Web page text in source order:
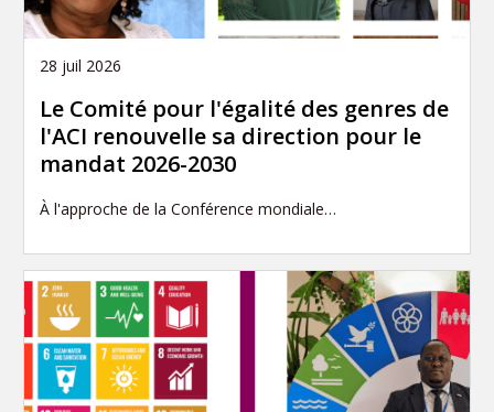
28 juil 2026
Le Comité pour l'égalité des genres de
l'ACI renouvelle sa direction pour le
mandat 2026-2030
À l'approche de la Conférence mondiale…